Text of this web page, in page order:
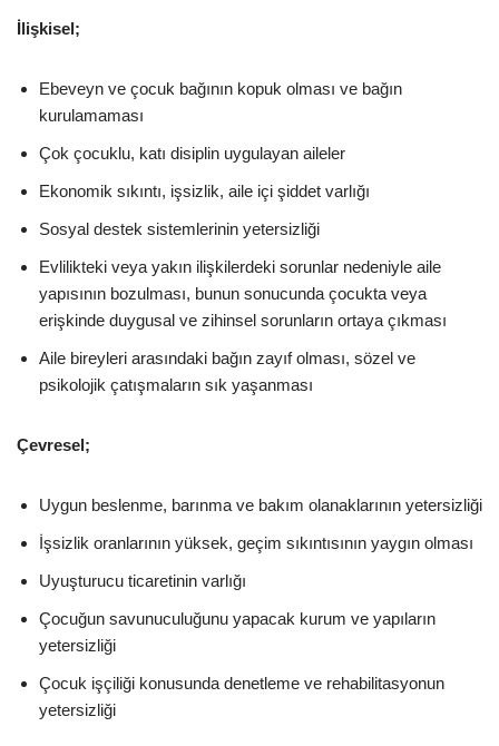
İlişkisel;
Ebeveyn ve çocuk bağının kopuk olması ve bağın
kurulamaması
Çok çocuklu, katı disiplin uygulayan aileler
Ekonomik sıkıntı, işsizlik, aile içi şiddet varlığı
Sosyal destek sistemlerinin yetersizliği
Evlilikteki veya yakın ilişkilerdeki sorunlar nedeniyle aile
yapısının bozulması, bunun sonucunda çocukta veya
erişkinde duygusal ve zihinsel sorunların ortaya çıkması
Aile bireyleri arasındaki bağın zayıf olması, sözel ve
psikolojik çatışmaların sık yaşanması
Çevresel;
Uygun beslenme, barınma ve bakım olanaklarının yetersizliği
İşsizlik oranlarının yüksek, geçim sıkıntısının yaygın olması
Uyuşturucu ticaretinin varlığı
Çocuğun savunuculuğunu yapacak kurum ve yapıların
yetersizliği
Çocuk işçiliği konusunda denetleme ve rehabilitasyonun
yetersizliği